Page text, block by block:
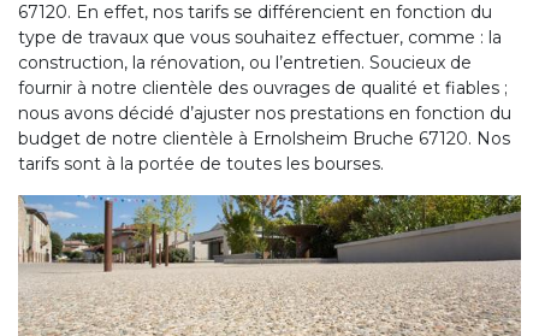
67120. En effet, nos tarifs se différencient en fonction du
type de travaux que vous souhaitez effectuer, comme : la
construction, la rénovation, ou l’entretien. Soucieux de
fournir à notre clientèle des ouvrages de qualité et fiables ;
nous avons décidé d’ajuster nos prestations en fonction du
budget de notre clientèle à Ernolsheim Bruche 67120. Nos
tarifs sont à la portée de toutes les bourses.